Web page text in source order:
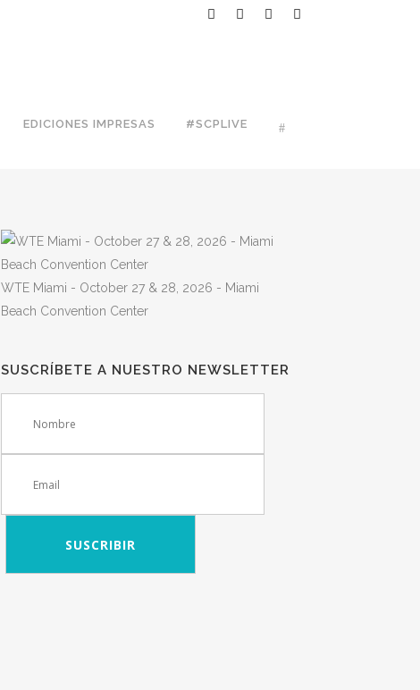
EDICIONES IMPRESAS #SCPLIVE
WTE Miami - October 27 & 28, 2026 - Miami
Beach Convention Center
SUSCRÍBETE A NUESTRO NEWSLETTER